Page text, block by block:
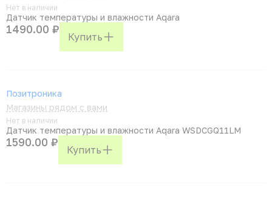
Нет в наличии
Датчик температуры и влажности Aqara
1490.00 ₽
Купить
Позитроника
Магазины рядом с вами
Нет в наличии
Датчик температуры и влажности Aqara WSDCGQ11LM
1590.00 ₽
Купить